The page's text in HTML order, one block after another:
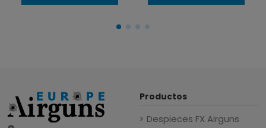
Productos
Despieces FX Airguns